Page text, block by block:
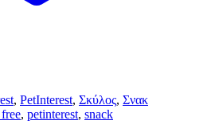
, PetInterest, Σκύλος, Σνακ
, petinterest, snack